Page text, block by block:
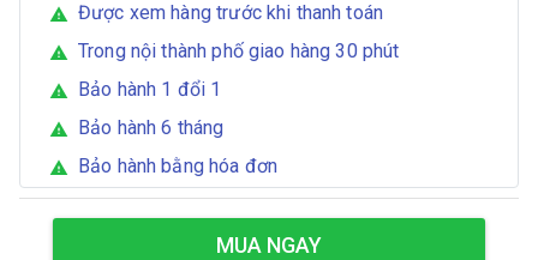
warning Được xem hàng trước khi thanh toán
warning Trong nội thành phố giao hàng 30 phút
warning Bảo hành 1 đổi 1
warning Bảo hành 6 tháng
warning Bảo hành bằng hóa đơn
MUA NGAY